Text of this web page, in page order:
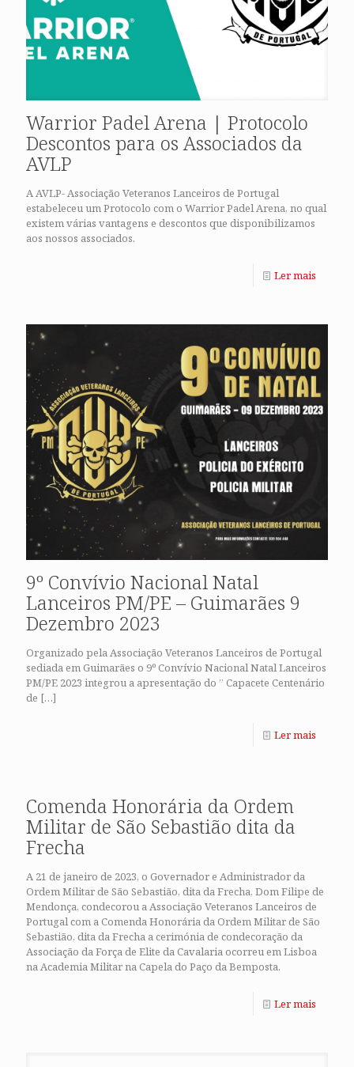
Warrior Padel Arena | Protocolo
Descontos para os Associados da
AVLP
A AVLP- Associação Veteranos Lanceiros de Portugal
estabeleceu um Protocolo com o Warrior Padel Arena, no qual
existem várias vantagens e descontos que disponibilizamos
aos nossos associados.
Ler mais
9º Convívio Nacional Natal
Lanceiros PM/PE – Guimarães 9
Dezembro 2023
Organizado pela Associação Veteranos Lanceiros de Portugal
sediada em Guimarães o 9º Convívio Nacional Natal Lanceiros
PM/PE 2023 integrou a apresentação do ” Capacete Centenário
de […]
Ler mais
Comenda Honorária da Ordem
Militar de São Sebastião dita da
Frecha
A 21 de janeiro de 2023, o Governador e Administrador da
Ordem Militar de São Sebastião, dita da Frecha, Dom Filipe de
Mendonça, condecorou a Associação Veteranos Lanceiros de
Portugal com a Comenda Honorária da Ordem Militar de São
Sebastião, dita da Frecha a cerimónia de condecoração da
Associação da Força de Elite da Cavalaria ocorreu em Lisboa
na Academia Militar na Capela do Paço da Bemposta.
Ler mais